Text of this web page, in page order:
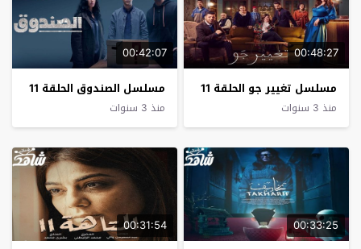
00:48:27
مسلسل تغيير جو الحلقة 11
منذ 3 سنوات
00:42:07
مسلسل الصندوق الحلقة 11
منذ 3 سنوات
00:33:25
00:31:54